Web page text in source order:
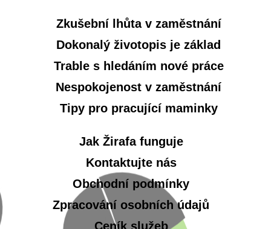
Zkušební lhůta v zaměstnání
Dokonalý životopis je základ
Trable s hledáním nové práce
Nespokojenost v zaměstnání
Tipy pro pracující maminky
Jak Žirafa funguje
Kontaktujte nás
Obchodní podmínky
Zpracování osobních údajů
Ceník služeb